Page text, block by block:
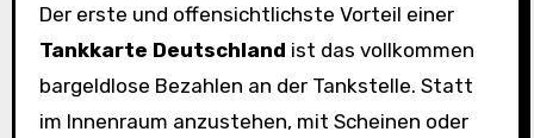
Der erste und offensichtlichste Vorteil einer
Tankkarte Deutschland ist das vollkommen
bargeldlose Bezahlen an der Tankstelle. Statt
im Innenraum anzustehen, mit Scheinen oder